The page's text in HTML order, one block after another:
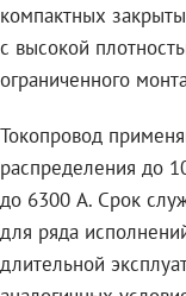
компактных
с высокой
ограниченного
Токопровод
распределения до
до 6300 А. Срок
для ряда
длительной